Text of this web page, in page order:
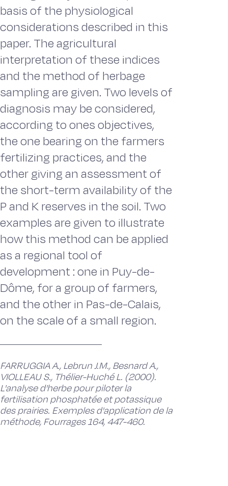
basis of the physiological
considerations described in this
paper. The agricultural
interpretation of these indices
and the method of herbage
sampling are given. Two levels of
diagnosis may be considered,
according to ones objectives,
the one bearing on the farmers
fertilizing practices, and the
other giving an assessment of
the short-term availability of the
P and K reserves in the soil. Two
examples are given to illustrate
how this method can be applied
as a regional tool of
development : one in Puy-de-
Dôme, for a group of farmers,
and the other in Pas-de-Calais,
on the scale of a small region.
FARRUGGIA A., Lebrun J.M., Besnard A.,
VIOLLEAU S., Thélier-Huché L. (2000).
L'analyse d'herbe pour piloter la
fertilisation phosphatée et potassique
des prairies. Exemples d'application de la
méthode, Fourrages 164, 447-460.